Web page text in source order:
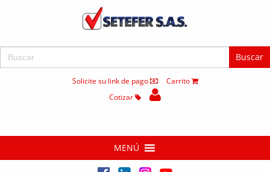
Buscar:
Solicite su link de pago
Carrito
Cotizar
MENÚ